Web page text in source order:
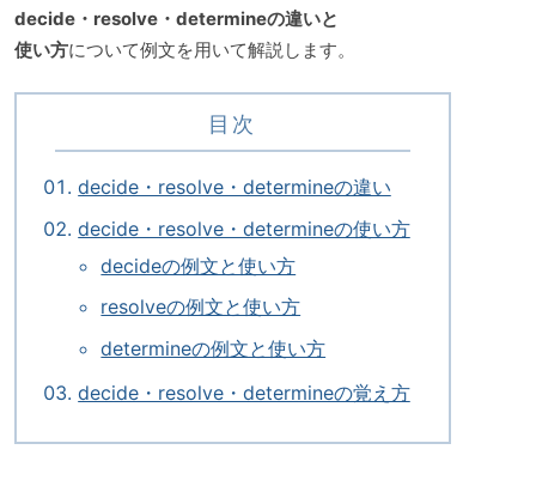
decide・resolve・determineの違いと
使い方について例文を用いて解説します。
目次
decide・resolve・determineの違い
decide・resolve・determineの使い方
decideの例文と使い方
resolveの例文と使い方
determineの例文と使い方
decide・resolve・determineの覚え方